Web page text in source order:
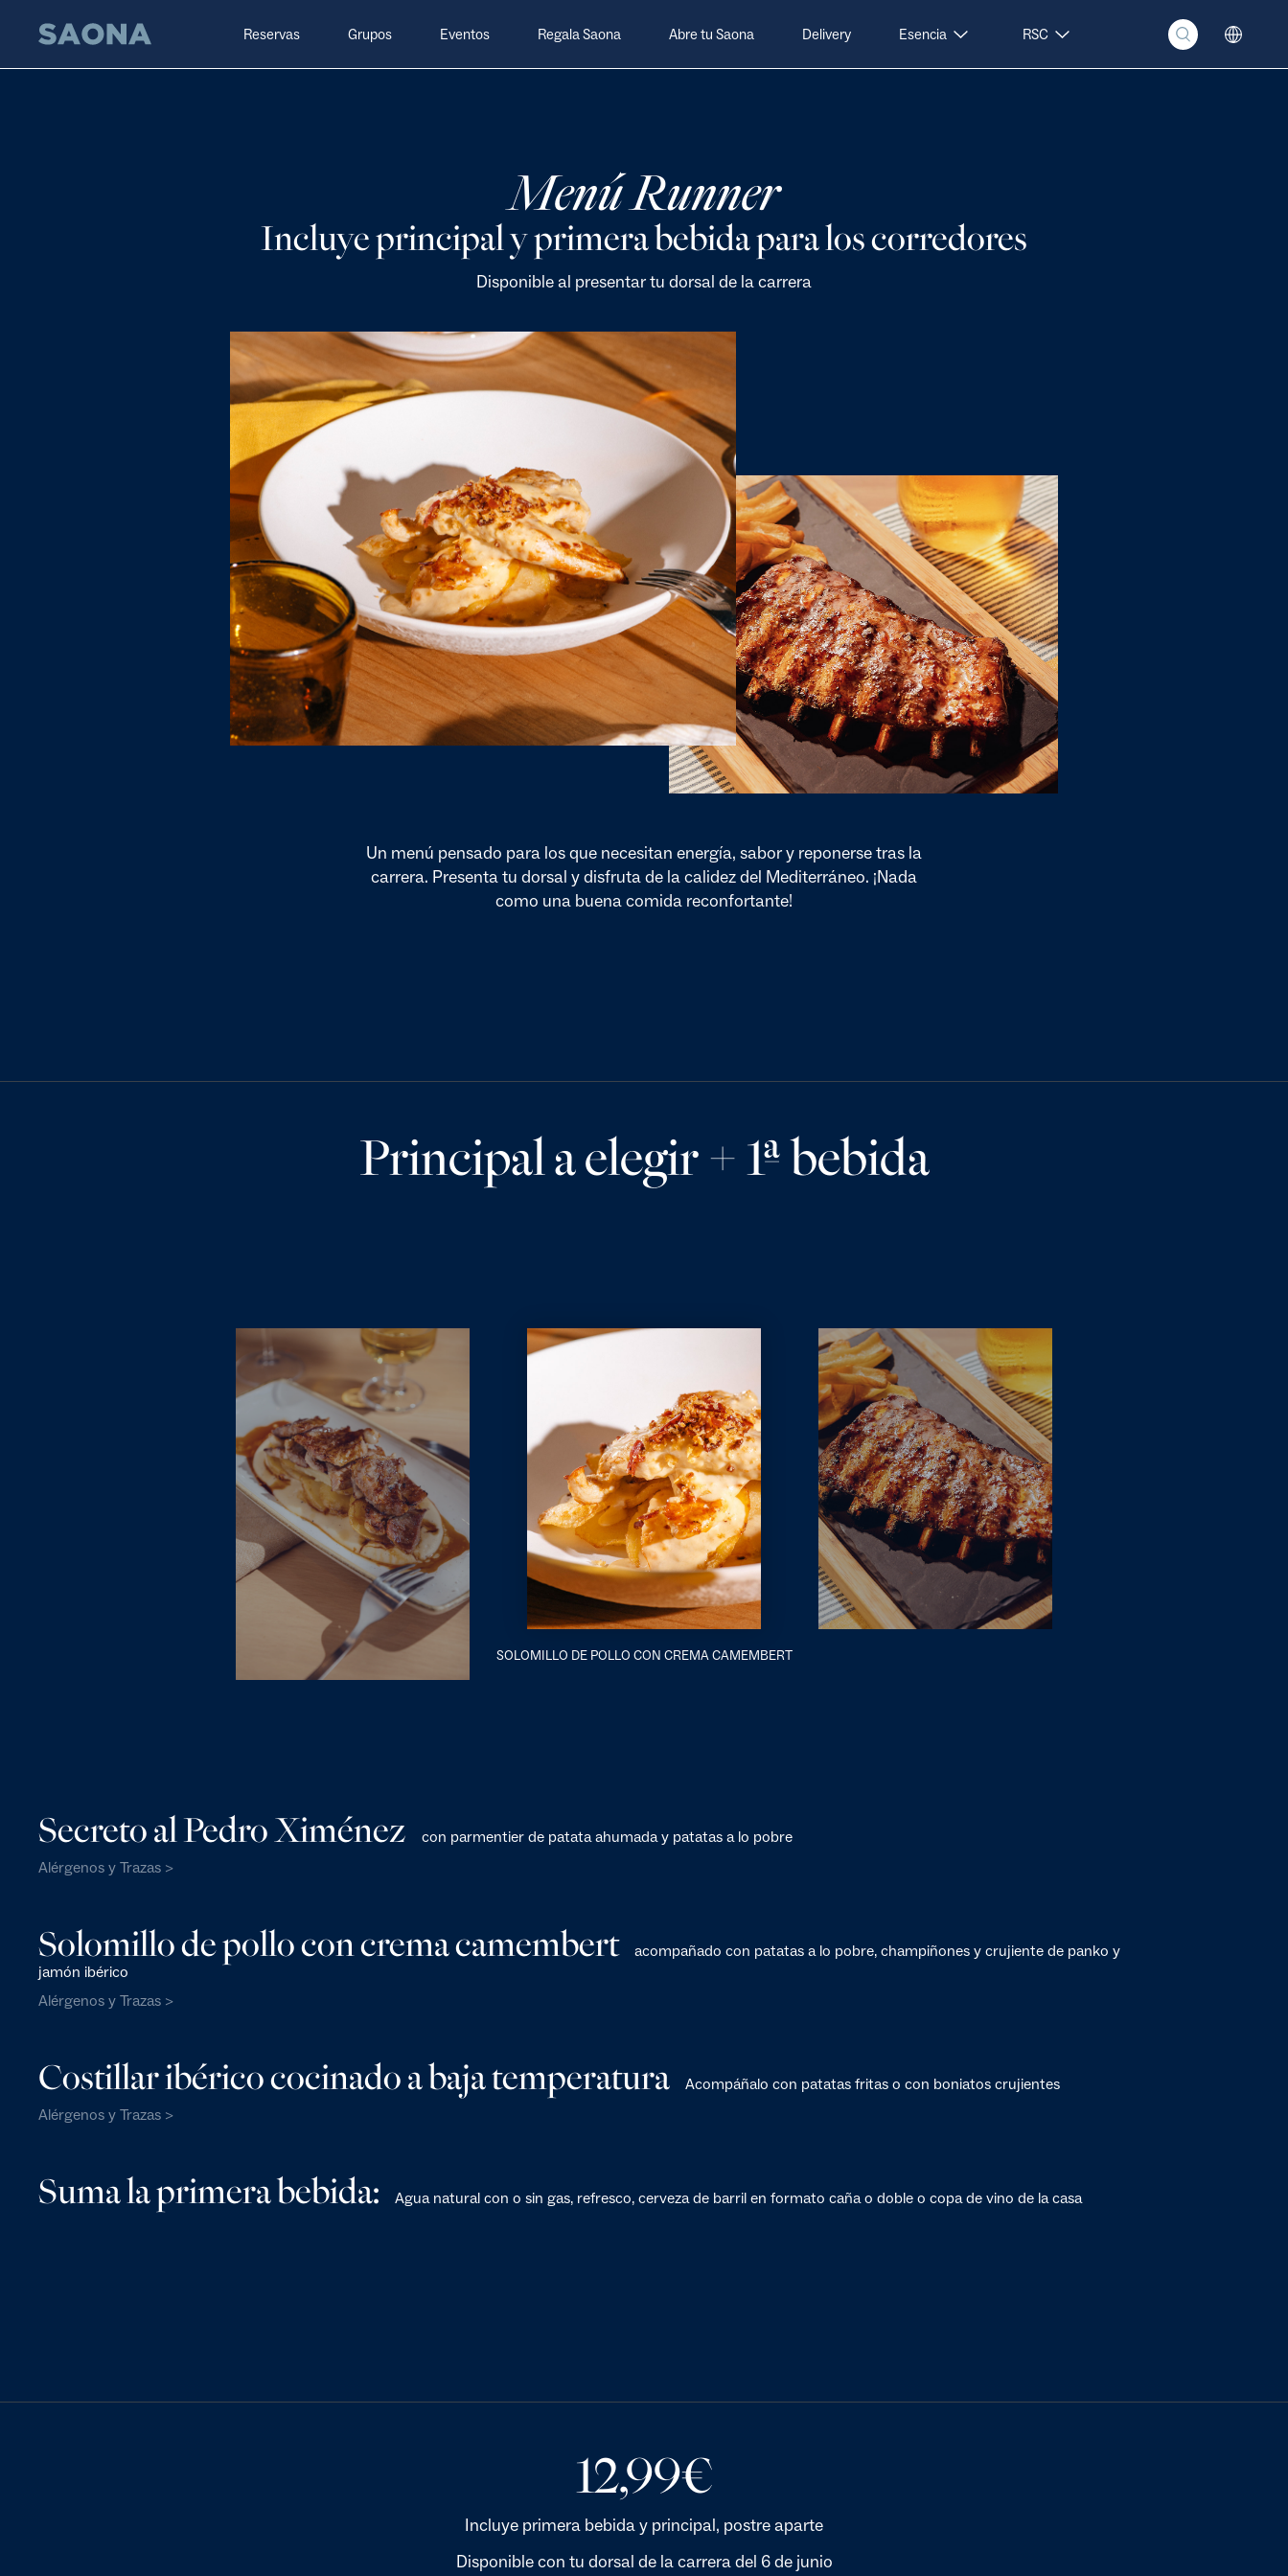
Grupo Saona Reservas Grupos Eventos Regala Saona Abre tu Saona Delivery Esencia RSC
Menú Runner
Incluye principal y primera bebida para los corredores
Disponible al presentar tu dorsal de la carrera
Un menú pensado para los que necesitan energía, sabor y reponerse tras la
carrera. Presenta tu dorsal y disfruta de la calidez del Mediterráneo. ¡Nada
como una buena comida reconfortante!
Principal a elegir + 1ª bebida
SOLOMILLO DE POLLO CON CREMA CAMEMBERT
Secreto al Pedro Ximénez
con parmentier de patata ahumada y patatas a lo pobre
Alérgenos y Trazas >
Solomillo de pollo con crema camembert
acompañado con patatas a lo pobre, champiñones y crujiente de panko y
jamón ibérico
Alérgenos y Trazas >
Costillar ibérico cocinado a baja temperatura
Acompáñalo con patatas fritas o con boniatos crujientes
Alérgenos y Trazas >
Suma la primera bebida: Agua natural con o sin gas, refresco, cerveza de barril en formato caña o doble o copa de vino de la casa
12,99€
Incluye primera bebida y principal, postre aparte
Disponible con tu dorsal de la carrera del 6 de junio